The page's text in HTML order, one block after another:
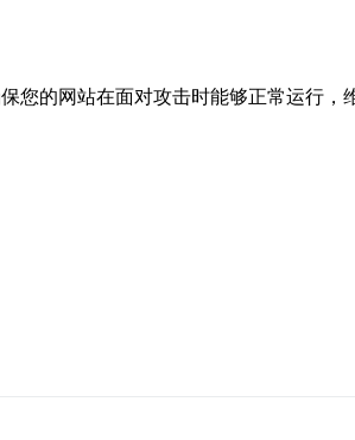
的网站在面对攻击时能够正常运行，